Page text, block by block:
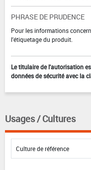
PHRASE DE PRUDENCE
Pour les informations
l'étiquetage du produit.
Le titulaire de l'autorisation
données de sécurité avec la
Usages / Cultures